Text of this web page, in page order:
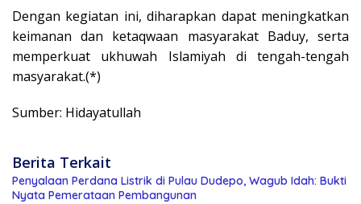
Dengan kegiatan ini, diharapkan dapat meningkatkan
keimanan dan ketaqwaan masyarakat Baduy, serta
memperkuat ukhuwah Islamiyah di tengah-tengah
masyarakat.(*)
Sumber: Hidayatullah
Berita Terkait
Penyalaan Perdana Listrik di Pulau Dudepo, Wagub Idah: Bukti
Nyata Pemerataan Pembangunan